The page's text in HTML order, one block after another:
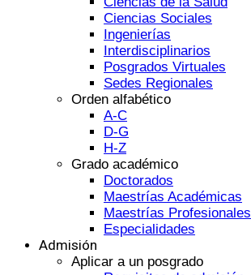
Ciencias Sociales
Ingenierías
Interdisciplinarios
Posgrados Virtuales
Sedes Regionales
Orden alfabético
A-C
D-G
H-Z
Grado académico
Doctorados
Maestrías Académicas
Maestrías Profesionales
Especialidades
Admisión
Aplicar a un posgrado